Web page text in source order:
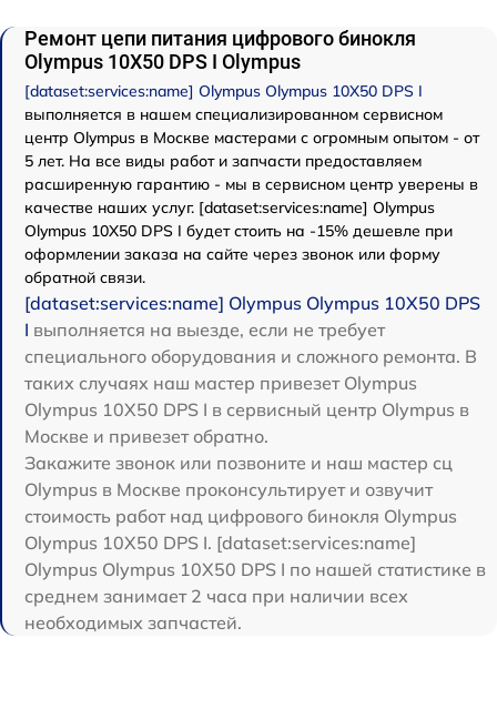
Ремонт цепи питания цифрового бинокля
Olympus 10X50 DPS I Olympus
[dataset:services:name] Olympus Olympus 10X50 DPS I
выполняется в нашем специализированном сервисном
центр Olympus в Москве мастерами с огромным опытом - от
5 лет. На все виды работ и запчасти предоставляем
расширенную гарантию - мы в сервисном центр уверены в
качестве наших услуг. [dataset:services:name] Olympus
Olympus 10X50 DPS I будет стоить на -15% дешевле при
оформлении заказа на сайте через звонок или форму
обратной связи.
[dataset:services:name] Olympus Olympus 10X50 DPS
I выполняется на выезде, если не требует
специального оборудования и сложного ремонта. В
таких случаях наш мастер привезет Olympus
Olympus 10X50 DPS I в сервисный центр Olympus в
Москве и привезет обратно.
Закажите звонок или позвоните и наш мастер сц
Olympus в Москве проконсультирует и озвучит
стоимость работ над цифрового бинокля Olympus
Olympus 10X50 DPS I. [dataset:services:name]
Olympus Olympus 10X50 DPS I по нашей статистике в
среднем занимает 2 часа при наличии всех
необходимых запчастей.